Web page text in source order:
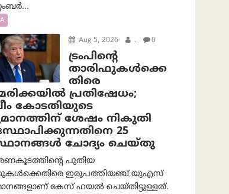
Aug 5, 2026 . 0
ട്രംപിന്റെ
താരിഫുകൾക്കെ
തിരെ
പ്രതിഷേധം;
കോടതിയുടെ
ശേഷം നികുതി
25
ചോദ്യം ചെയ്തു
പുതിയ
ഇരുപത്തിയഞ്ച് യുഎസ്
കേസ് ഫയൽ ചെയ്തിട്ടുള്ളത്.